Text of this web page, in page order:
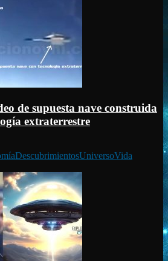
de supuesta nave construida
extraterrestre
DescubrimientosUniversoVida